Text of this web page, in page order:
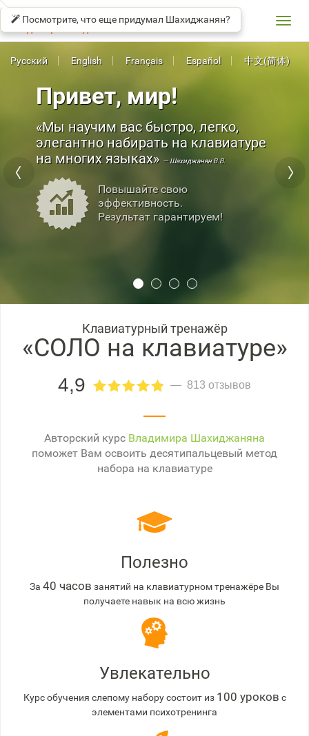
СОЛО КЛАВИАТУРЕ
Привет, мир!
Мы научим вас быстро, легко,
элегантно набирать на клавиатуре
на многих языках
— Шахиджанян В.В.
Повышайте свою
эффективность.
Результат гарантируем!
Русский English Français Español 中文(简体)
Клавиатурный тренажёр
«СОЛО на клавиатуре»
4,9 813 отзывов
Авторский курс Владимира Шахиджаняна
поможет Вам освоить десятипальцевый метод
набора на клавиатуре
Полезно
За 40 часов занятий на клавиатурном тренажёре Вы
получаете навык на всю жизнь
Увлекательно
Курс обучения слепому набору состоит из 100 уроков с
элементами психотренинга
Посмотрите, что еще придумал Шахиджанян?